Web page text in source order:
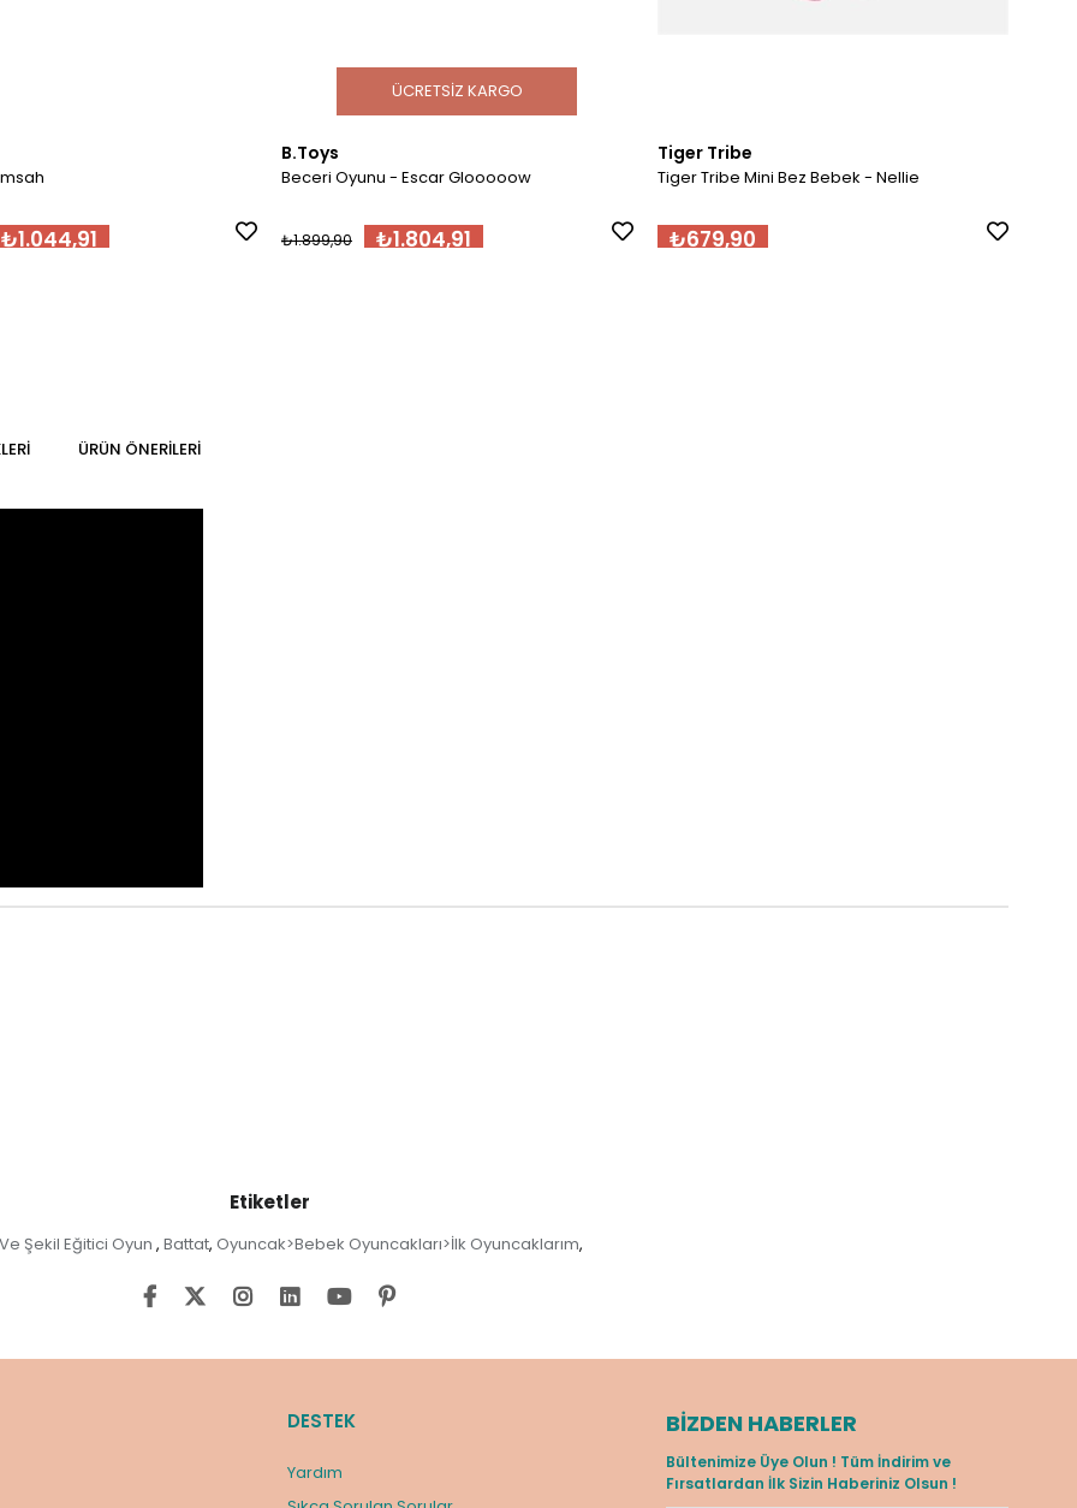
₺1.044,91
B.Toys
Beceri Oyunu - Escar Glooooow
₺1.804,91
₺1.899,90
ÜCRETSIZ KARGO
Tiger Tribe
Tiger Tribe Mini Bez Bebek - Nellie
₺679,90
ÜRÜN ÖNERILERI
Etiketler
Şekil Eğitici Oyun , Battat, Oyuncak>Bebek Oyuncakları>İlk Oyuncaklarım,
DESTEK
Yardım
BIZDEN HABERLER
Bültenimize Üye Olun ! Tüm İndirim ve
Fırsatlardan İlk Sizin Haberiniz Olsun !